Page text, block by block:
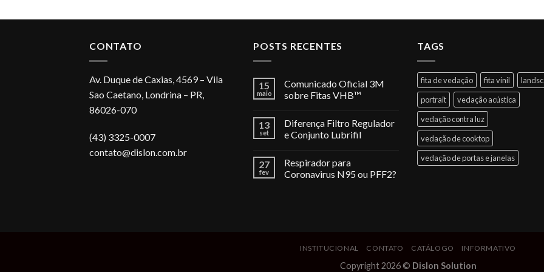
CONTATO
Av. Duque de Caxias, 4569 – Vila
Sao Caetano, Londrina – PR,
86026-070
(43) 3325-0007
contato@dislon.com.br
POSTS RECENTES
15
maio
Comunicado Oficial 3M
sobre Fitas VHB™
13
set
Diferença Filtro Regulador
e Conjunto Lubrifil
27
fev
Respirador para
Coronavirus N95 ou PFF2?
TAGS
fita de vedação fita vinil
portrait
vedação acústica
vedação contra luz
vedação de cooktop
vedação de portas e janelas
INSTITUCIONAL CONTATO CATÁLOGO INFORMATIVO
Copyright 2026 © Dislon Solution